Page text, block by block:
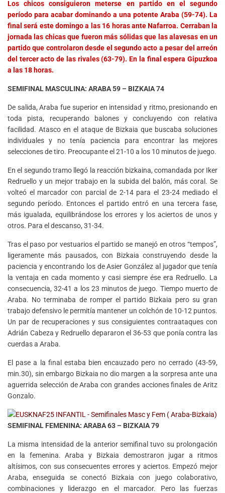
Los chicos consiguieron meterse en partido en el segundo
período para acabar dominando a una potente Araba (59-74). La
final será este domingo a las 16 horas ante Nafarroa. Cerraban la
jornada las chicas que fueron más sólidas que las alavesas en un
partido que controlaron desde el segundo acto a pesar del arreón
del tercer acto de las rivales (63-79). En la final espera Gipuzkoa
a las 18 horas.
SEMIFINAL MASCULINA: ARABA 59 – BIZKAIA74
De salida, Araba fue superior en intensidad y ritmo, presionando en
toda pista, recuperando balones y concluyendo con relativa
facilidad. Atasco en el ataque de Bizkaia que buscaba soluciones
individuales y no tenía paciencia para encontrar las mejores
selecciones de tiro. Preocupante el 21-10 a los 10 minutos de juego.
En el segundo tramo llegó la reacción bizkaina, comandada por Iker
Redruello y un mejor trabajo en la subida del balón, más coral. Se
volteó el marcador con parcial de 2-14 para el 23-24 mediado el
segundo período. Entonces el partido entró en una tercera fase,
más igualada, equilibrándose los errores y los aciertos de unos y
otros. Para el descanso, 31-34.
Tras el paso por vestuarios el partido se manejó en otros “tempos”,
ligeramente más pausados, con Bizkaia construyendo desde la
paciencia y encontrando los de Asier González al jugador que tenía
la ventaja en cada momento y casi siempre ése era Redruello. La
consecuencia, 32-41 a los 23 minutos de juego. Tiempo muerto de
Araba. No terminaba de romper el partido Bizkaia pero su gran
trabajo defensivo le permitía mantener un colchón de 10-12 puntos.
Un par de recuperaciones y sus consiguientes contraataques con
Adrián Cabeza y Redruello depararon el 36-53 que ponía contra las
cuerdas a Araba.
El pase a la final estaba bien encauzado pero no cerrado (43-59,
min.30), sin embargo Bizkaia no dio margen a la sorpresa ante una
aguerrida selección de Araba con grandes acciones finales de Aritz
Gonzalo.
SEMIFINAL FEMENINA: ARABA 63 – BIZKAIA 79
La misma intensidad de la anterior semifinal tuvo su prolongación
en la femenina. Araba y Bizkaia demostraron jugar a ritmos
altísimos, con sus consecuentes errores y aciertos. Empezó mejor
Araba, enseguida se conectó Bizkaia con juego colaborativo,
combinaciones y liderazgo en el marcador. Pero las fuerzas